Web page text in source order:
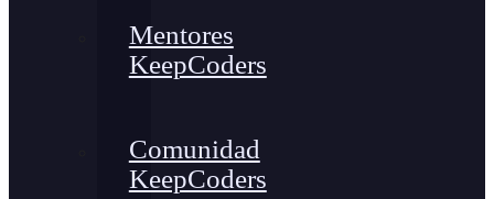
Mentores
KeepCoders
Comunidad
KeepCoders